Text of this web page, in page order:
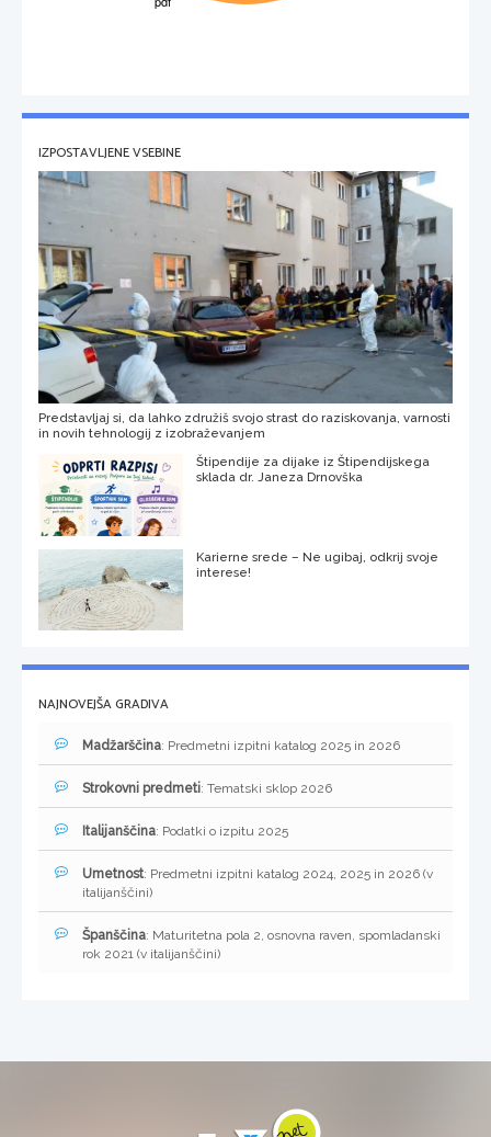
IZPOSTAVLJENE VSEBINE
Predstavljaj si, da lahko združiš svojo strast do raziskovanja, varnosti
in novih tehnologij z izobraževanjem
Štipendije za dijake iz Štipendijskega
sklada dr. Janeza Drnovška
Karierne srede – Ne ugibaj, odkrij svoje
interese!
NAJNOVEJŠA GRADIVA
Madžarščina: Predmetni izpitni katalog 2025 in 2026
Strokovni predmeti: Tematski sklop 2026
Italijanščina: Podatki o izpitu 2025
Umetnost: Predmetni izpitni katalog 2024, 2025 in 2026 (v
italijanščini)
Španščina: Maturitetna pola 2, osnovna raven, spomladanski
rok 2021 (v italijanščini)